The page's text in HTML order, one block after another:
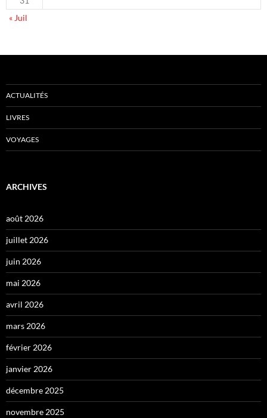
« Juil
ACTUALITÉS
LIVRES
VOYAGES
ARCHIVES
août 2026
juillet 2026
juin 2026
mai 2026
avril 2026
mars 2026
février 2026
janvier 2026
décembre 2025
novembre 2025